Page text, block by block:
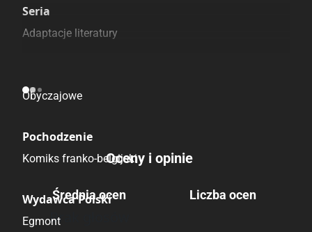
Seria
Adaptacje literatury
Obyczajowe
Pochodzenie
Komiks franko-belgijski
Wydawca Polski
Egmont
Oceny i opinie
Średnia ocen
Brak głosów
Liczba ocen